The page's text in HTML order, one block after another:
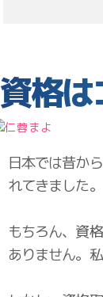
資格
日本では昔か
れてきました。
もちろん、資
ありません。